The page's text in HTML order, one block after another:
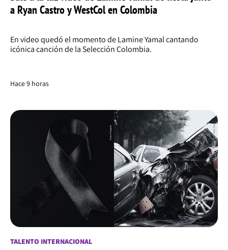
a Ryan Castro y WestCol en Colombia
En video quedó el momento de Lamine Yamal cantando
icónica canción de la Selección Colombia.
Hace 9 horas
TALENTO INTERNACIONAL